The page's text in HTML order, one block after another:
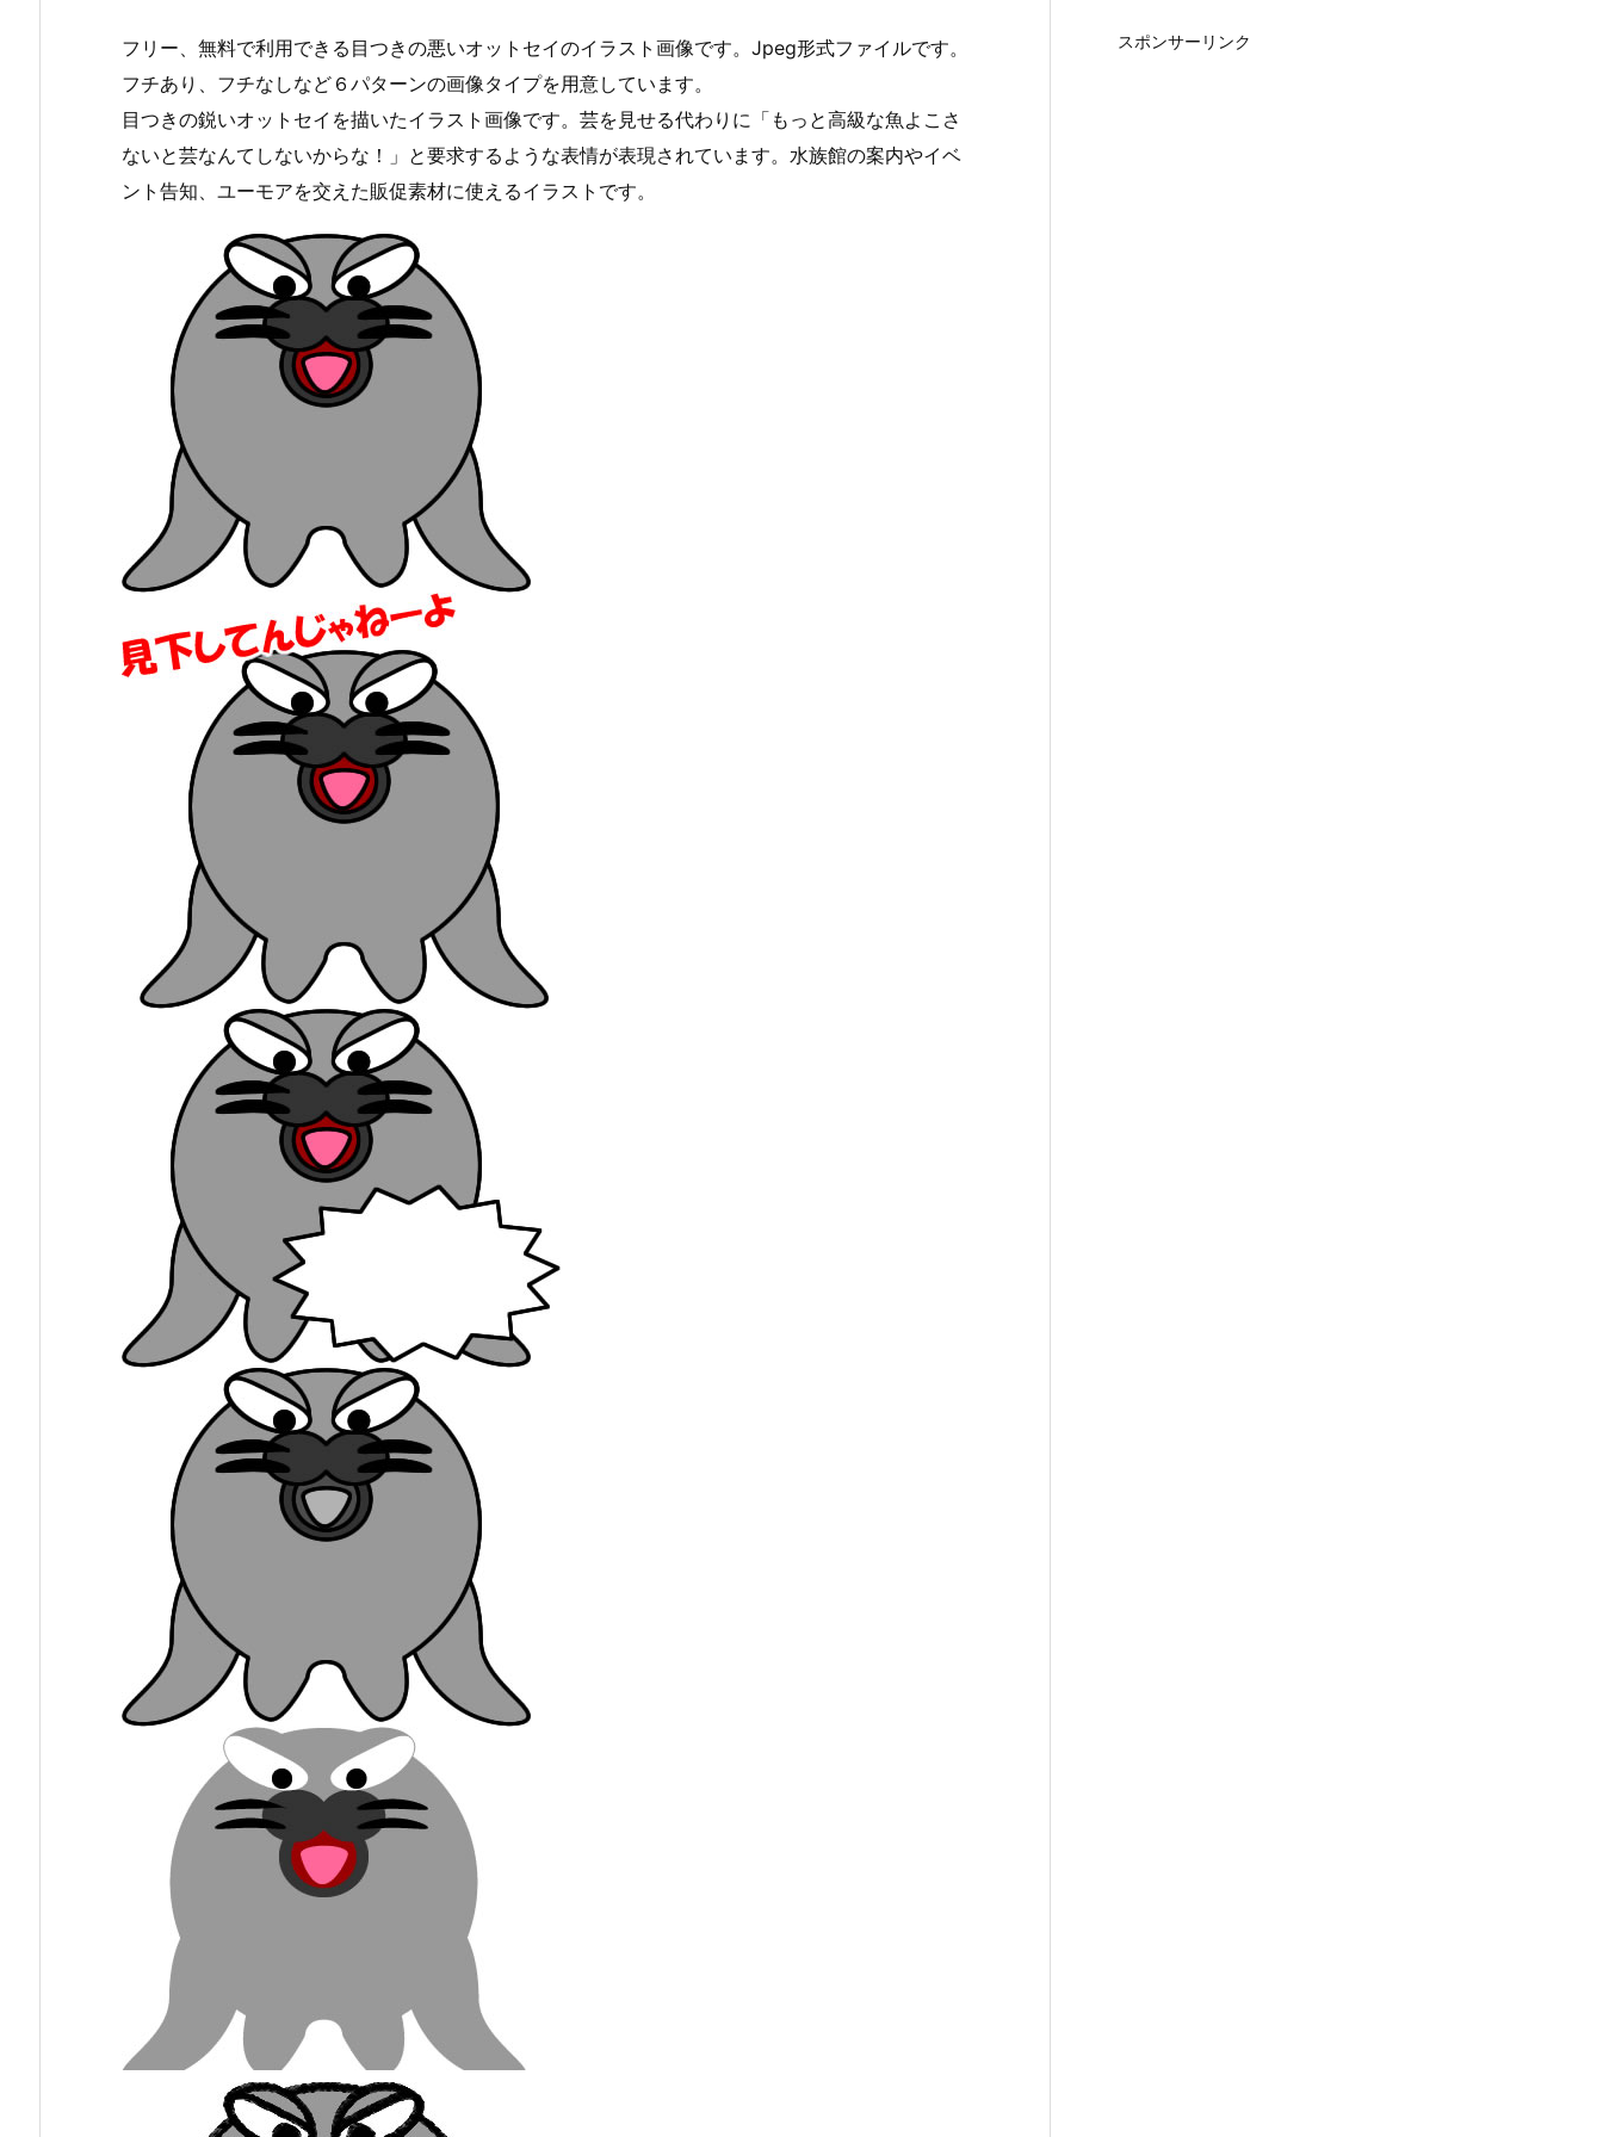
フリー、無料で利用できる目つきの悪いオットセイのイラスト画像です。Jpeg形式ファイルです。
フチあり、フチなしなど６パターンの画像タイプを用意しています。
目つきの鋭いオットセイを描いたイラスト画像です。芸を見せる代わりに「もっと高級な魚よこさ
ないと芸なんてしないからな！」と要求するような表情が表現されています。水族館の案内やイベ
ント告知、ユーモアを交えた販促素材に使えるイラストです。
スポンサーリンク